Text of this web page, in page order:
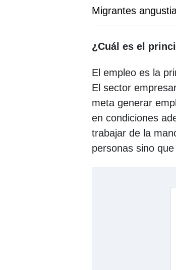
Migrantes
¿Cuál es el
El empleo es la
El sector
meta generar
en condiciones
trabajar de la
personas sino